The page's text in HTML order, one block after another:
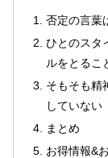
否定の言葉
ひとのスタ
ルをとるこ
そもそも精
していない
まとめ
お得情報&